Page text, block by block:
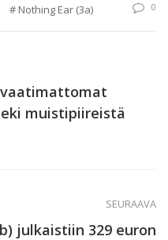
Nothing Ear (3a) 0
muistipiireistä
SEURAAVA
julkaistiin 329 euron